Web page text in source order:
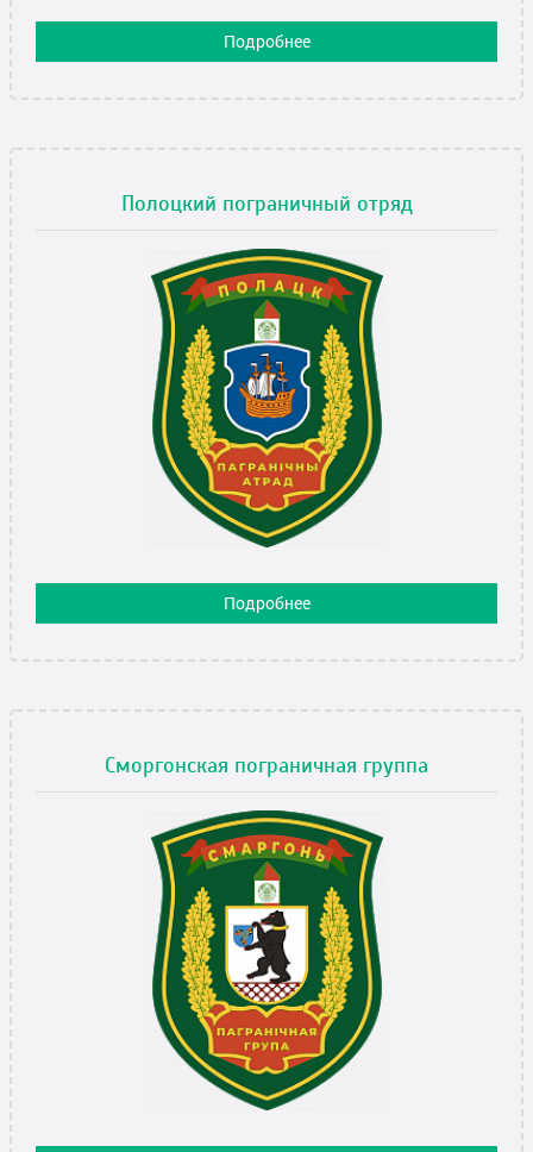
Подробнее
Полоцкий пограничный отряд
Подробнее
Сморгонская пограничная группа